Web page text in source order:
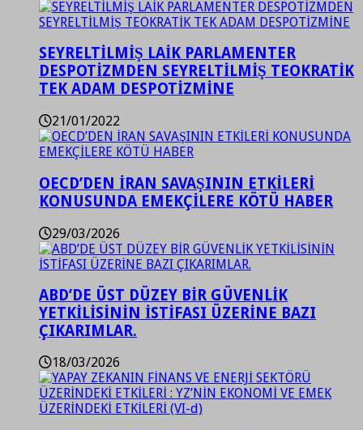
SEYRELTİLMİŞ LAİK PARLAMENTER
DESPOTİZMDEN SEYRELTİLMİŞ TEOKRATİK
TEK ADAM DESPOTİZMİNE
21/01/2022
OECD’DEN İRAN SAVAŞININ ETKİLERİ
KONUSUNDA EMEKÇİLERE KÖTÜ HABER
29/03/2026
ABD’DE ÜST DÜZEY BİR GÜVENLİK
YETKİLİSİNİN İSTİFASI ÜZERİNE BAZI
ÇIKARIMLAR.
18/03/2026